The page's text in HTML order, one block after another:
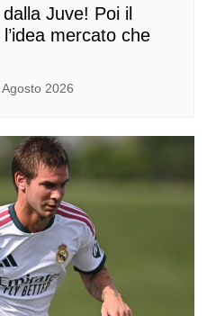
Juve! Poi il
mercato che
Agosto 2026